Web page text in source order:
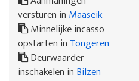
versturen in Maaseik
Minnelijke incasso
opstarten in Tongeren
Deurwaarder
inschakelen in Bilzen